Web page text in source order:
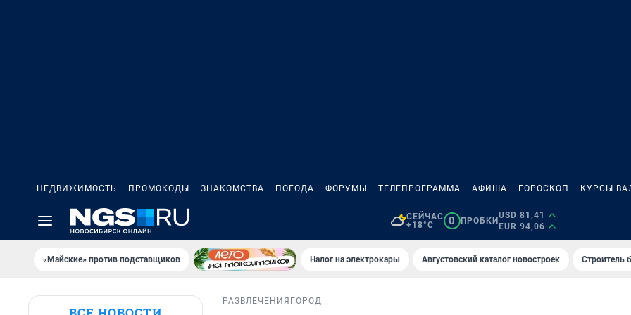
НЕДВИЖИМОСТЬ ПРОМОКОДЫ ЗНАКОМСТВА ПОГОДА ФОРУМЫ ТЕЛЕПРОГРАММА АФИША ГОРОСКОП КУРСЫ
СЕЙЧАС
+18°C
0 ПРОБКИ
USD 81,41
EUR 94,06
«Майские» против подставщиков Налог на электрокары Августовский каталог новостроек Строитель
РАЗВЛЕЧЕНИЯ ГОРОД